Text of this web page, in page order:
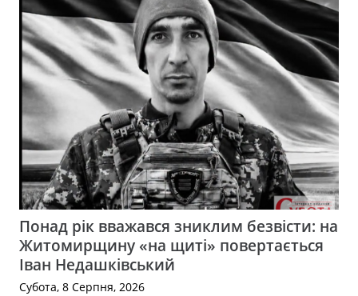
Понад рік вважався зниклим безвісти: на
Житомирщину «на щиті» повертається
Іван Недашківський
Субота, 8 Серпня, 2026